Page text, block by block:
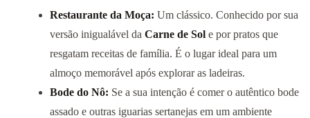
Restaurante da Moça: Um clássico. Conhecido por sua
versão inigualável da Carne de Sol e por pratos que
resgatam receitas de família. É o lugar ideal para um
almoço memorável após explorar as ladeiras.
Bode do Nô: Se a sua intenção é comer o autêntico bode
assado e outras iguarias sertanejas em um ambiente